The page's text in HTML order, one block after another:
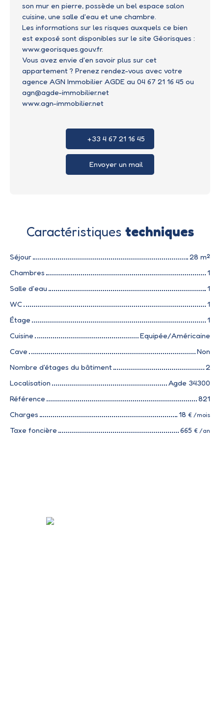
son mur en pierre, possède un bel espace salon
cuisine, une salle d'eau et une chambre.
Les informations sur les risques auxquels ce bien
est exposé sont disponibles sur le site Géorisques :
www.georisques.gouv.fr.
Vous avez envie d'en savoir plus sur cet
appartement ? Prenez rendez-vous avec votre
agence AGN Immobilier AGDE au 04 67 21 16 45 ou
agn@agde-immobilier.net
www.agn-immobilier.net
+33 4 67 21 16 45
Envoyer un mail
Caractéristiques techniques
Séjour 28 m²
Chambres
1
Salle d'eau
1
WC
1
Étage
1
Cuisine
Equipée/Américaine
Cave
Non
Nombre d'étages du bâtiment
2
Localisation
Agde 34300
Référence
821
Charges
18 € /mois
Taxe foncière 665 € /an